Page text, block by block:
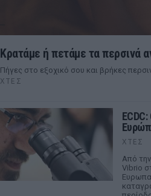
Κρατάμε ή πετάμε τα περσινά
Πήγες στο εξοχικό σου και βρήκες
ΧΤΕΣ
ΧΤΕΣ
Από
Vibrio